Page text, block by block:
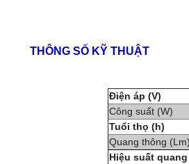
THÔNG SỐ KỸ THUẬT
Điện áp (V)
Công suất (W)
Tuổi thọ (h)
Quang thông (Lm)
Hiệu suất quang